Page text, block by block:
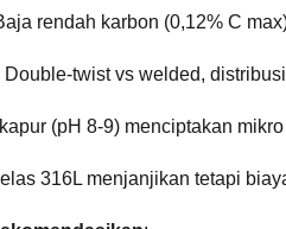
rendah karbon (0,12% C
twist vs welded,
(pH 8-9) menciptakan
316L menjanjikan tetapi